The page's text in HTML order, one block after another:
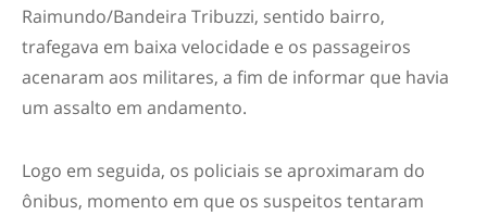
Raimundo/Bandeira Tribuzzi, sentido bairro,
trafegava em baixa velocidade e os passageiros
acenaram aos militares, a fim de informar que havia
um assalto em andamento.
Logo em seguida, os policiais se aproximaram do
ônibus, momento em que os suspeitos tentaram